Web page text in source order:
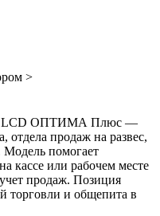
>
LCD ОПТИМА Плюс —
отдела продаж на развес,
Модель помогает
кассе или рабочем месте
продаж. Позиция
торговли и общепита в